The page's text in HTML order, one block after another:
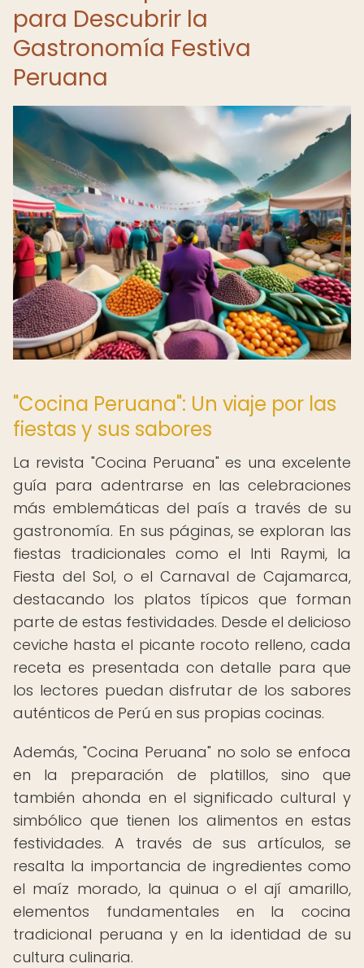
para Descubrir la
Gastronomía Festiva
Peruana
"Cocina Peruana": Un viaje por las
fiestas y sus sabores
La revista "Cocina Peruana" es una excelente
guía para adentrarse en las celebraciones
más emblemáticas del país a través de su
gastronomía. En sus páginas, se exploran las
fiestas tradicionales como el Inti Raymi, la
Fiesta del Sol, o el Carnaval de Cajamarca,
destacando los platos típicos que forman
parte de estas festividades. Desde el delicioso
ceviche hasta el picante rocoto relleno, cada
receta es presentada con detalle para que
los lectores puedan disfrutar de los sabores
auténticos de Perú en sus propias cocinas.
Además, "Cocina Peruana" no solo se enfoca
en la preparación de platillos, sino que
también ahonda en el significado cultural y
simbólico que tienen los alimentos en estas
festividades. A través de sus artículos, se
resalta la importancia de ingredientes como
el maíz morado, la quinua o el ají amarillo,
elementos fundamentales en la cocina
tradicional peruana y en la identidad de su
cultura culinaria.